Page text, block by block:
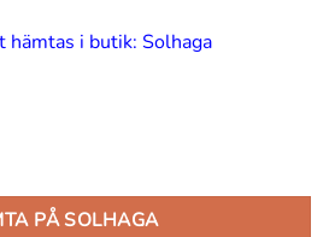
hämtas i butik: Solhaga
cm - Svart mängd
PÅ SOLHAGA